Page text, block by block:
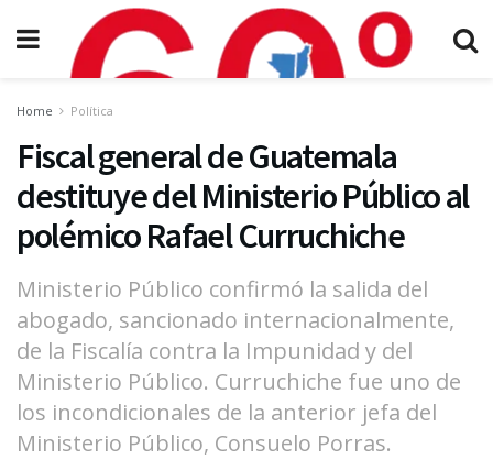
Home Política
Fiscal general de Guatemala
destituye del Ministerio Público al
polémico Rafael Curruchiche
Ministerio Público confirmó la salida del
abogado, sancionado internacionalmente,
de la Fiscalía contra la Impunidad y del
Ministerio Público. Curruchiche fue uno de
los incondicionales de la anterior jefa del
Ministerio Público, Consuelo Porras.